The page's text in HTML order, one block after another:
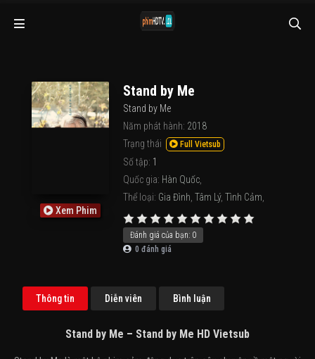
Xem Phim
Stand by Me
Stand by Me
Năm phát hành: 2018
Trạng thái
Full Vietsub
Số tập: 1
Quốc gia: Hàn Quốc
Thể loại: Gia Đình Tâm Lý, Tình Cảm
Đánh giá của bạn: 0
0 đánh giá
Thông tin Diễn viên Bình luận
Stand by Me – Stand by Me HD Vietsub